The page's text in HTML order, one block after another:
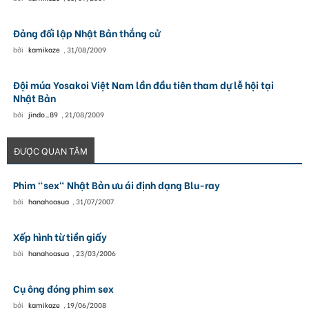
Đảng đối lập Nhật Bản thắng cử
bởi kamikaze , 31/08/2009
Đội múa Yosakoi Việt Nam lần đầu tiên tham dự lễ hội tại
Nhật Bản
bởi jindo_89 , 21/08/2009
ĐƯỢC QUAN TÂM
Phim "sex" Nhật Bản ưu ái định dạng Blu-ray
bởi hanahoasua , 31/07/2007
Xếp hình từ tiền giấy
bởi hanahoasua , 23/03/2006
Cụ ông đóng phim sex
bởi kamikaze , 19/06/2008